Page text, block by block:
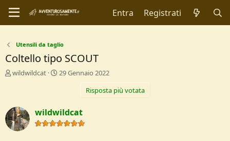
Entra Registrati
Utensili da taglio
Coltello tipo SCOUT
C
t
o
r
wildwildcat
D
d
i
I
29 Gennaio 2022
Risposta più votata
wildwildcat